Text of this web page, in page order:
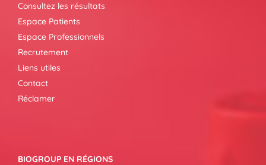
Consultez les résultats
Espace Patients
Espace Professionnels
Recrutement
Liens utiles
Contact
Réclamer
BIOGROUP EN RÉGIONS